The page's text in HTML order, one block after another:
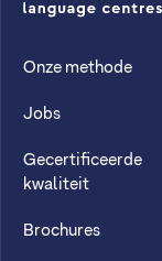
CLL
Onze methode
Jobs
Gecertificeerde
kwaliteit
Brochures